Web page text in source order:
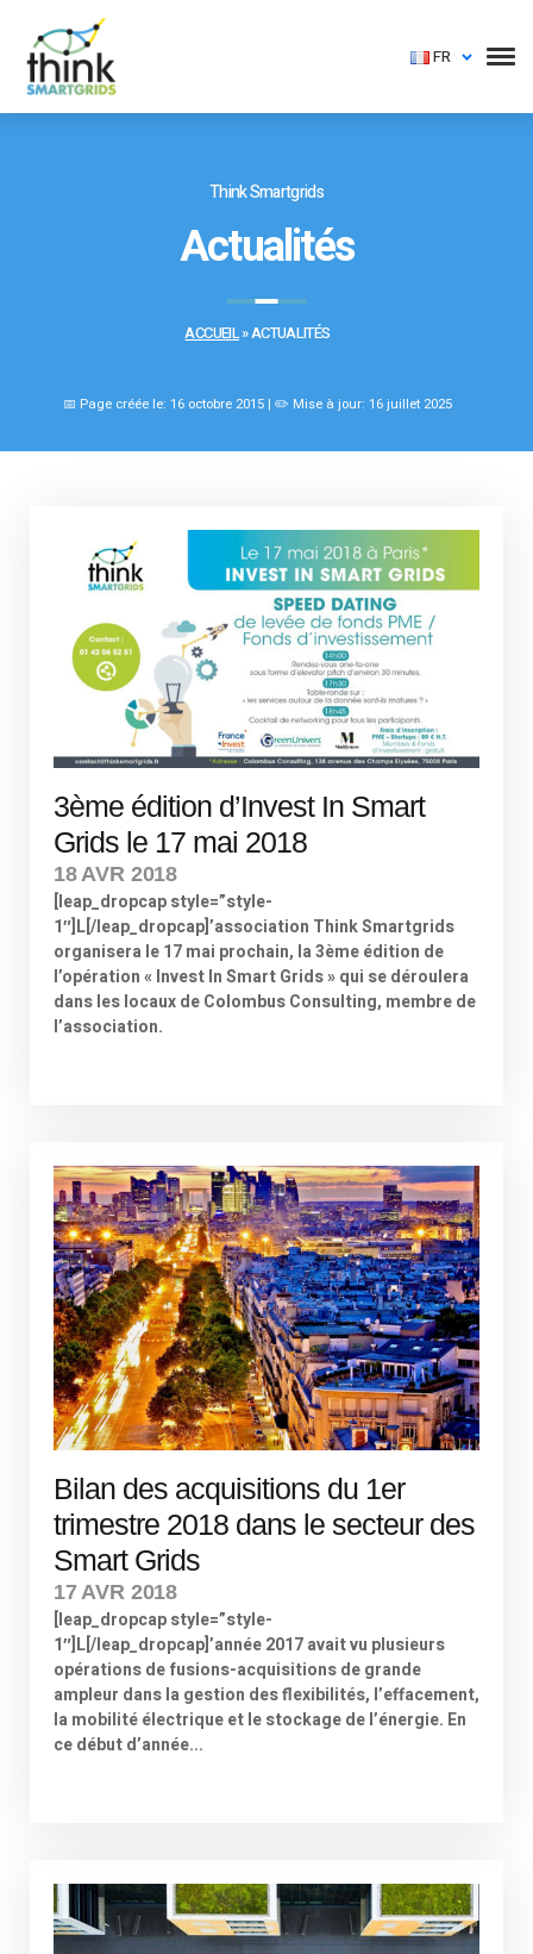
FR
Think Smartgrids
Actualités
ACCUEIL»ACTUALITÉS
📅 Page créée le: 16 octobre 2015 | ✏️ Mise à jour: 16 juillet 2025
3ème édition d’Invest In Smart
Grids le 17 mai 2018
18 AVR 2018
[leap_dropcap style=”style-
1″]L[/leap_dropcap]’association Think Smartgrids
organisera le 17 mai prochain, la 3ème édition de
l’opération « Invest In Smart Grids » qui se déroulera
dans les locaux de Colombus Consulting, membre de
l’association.
Bilan des acquisitions du 1er
trimestre 2018 dans le secteur des
Smart Grids
17 AVR 2018
[leap_dropcap style=”style-
1″]L[/leap_dropcap]’année 2017 avait vu plusieurs
opérations de fusions-acquisitions de grande
ampleur dans la gestion des flexibilités, l’effacement,
la mobilité électrique et le stockage de l’énergie. En
ce début d’année...